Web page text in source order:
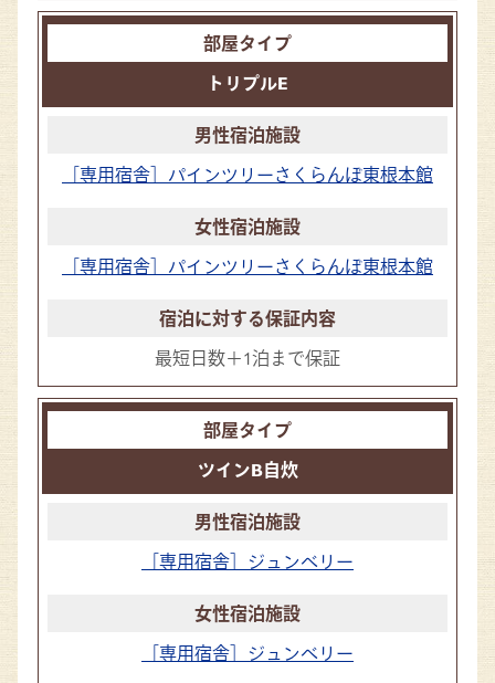
トリプルE
［専用宿舎］パインツリーさくらんぼ東根本館
［専用宿舎］パインツリーさくらんぼ東根本館
最短日数＋1泊まで保証
ツインB自炊
［専用宿舎］ジュンベリー
［専用宿舎］ジュンベリー